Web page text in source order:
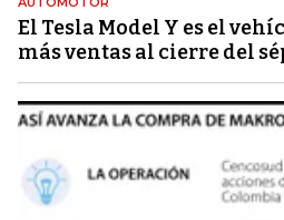
El Tesla Model Y es el
más ventas al cierre del